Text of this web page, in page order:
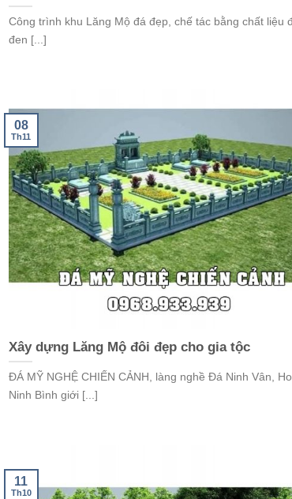
Công trình khu Lăng Mộ đá đẹp, chế tác bằng chất liệu
đen [...]
Xây dựng Lăng Mộ đôi đẹp cho gia tộc
ĐÁ MỸ NGHỆ CHIẾN CẢNH, làng nghề Đá Ninh Vân,
Ninh Bình giới [...]
08
Th11
11
Th10